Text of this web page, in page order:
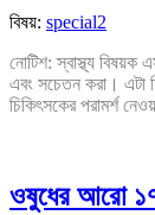
বিষয়: special2
নোটিশ: স্বাস্থ্য বিষয়ক
এবং সচেতন করা। এটা
চিকিৎসকের পরামর্শ
ওষুধের আরো